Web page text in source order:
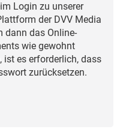
Login zu unserer
der DVV Media
dann das Online-
wie gewohnt
ist es erforderlich, dass
zurücksetzen.